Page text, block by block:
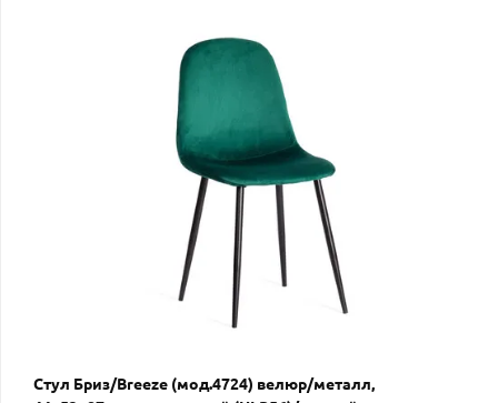
Стул Бриз/Breeze (мод.4724) велюр/металл,